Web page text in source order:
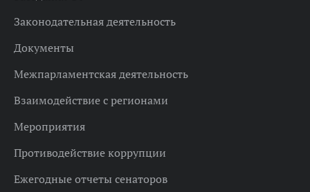
Законодательная деятельность
Документы
Межпарламентская деятельность
Взаимодействие с регионами
Мероприятия
Противодействие коррупции
Ежегодные отчеты сенаторов